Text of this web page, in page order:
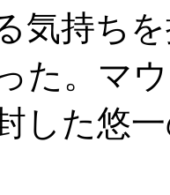
気持ち
た。マ
した悠